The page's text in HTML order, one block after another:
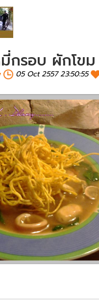
กรอบ ผักโขม
05 Oct 2557 23:50:55